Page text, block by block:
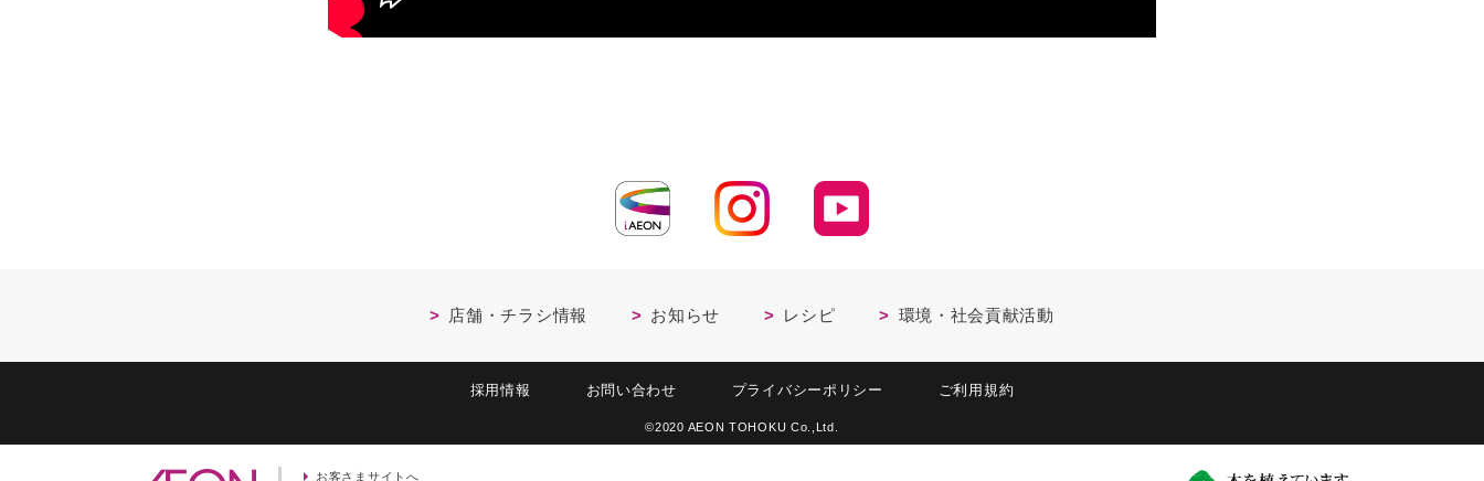
店舗・チラシ情報 お知らせ レシピ 環境・社会貢献活動
採用情報 お問い合わせ プライバシーポリシー ご利用規約
©2020 AEON TOHOKU Co.,Ltd.
お客さまサイトへ